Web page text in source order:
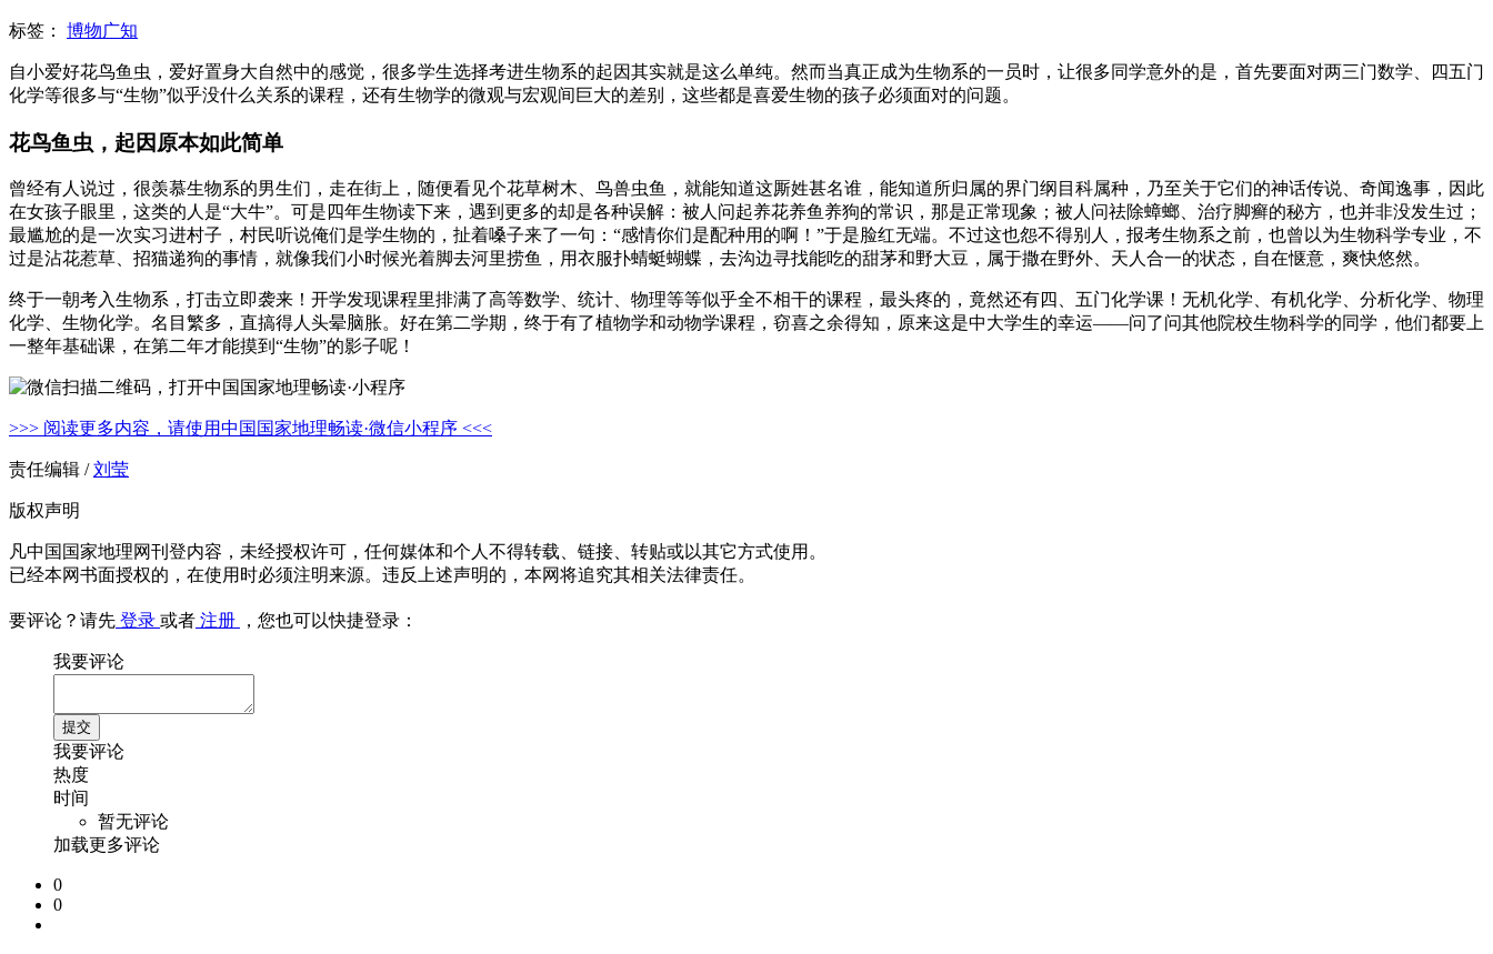
标签： 博物广知
自小爱好花鸟鱼虫，爱好置身大自然中的感觉，很多学生选择考进生物系的起因其实就是这么单纯。然而当真正成为生物系的一员时，让很多同学意外的是，首先要面对两三门数学、四五门
化学等很多与“生物”似乎没什么关系的课程，还有生物学的微观与宏观间巨大的差别，这些都是喜爱生物的孩子必须面对的问题。
花鸟鱼虫，起因原本如此简单
曾经有人说过，很羡慕生物系的男生们，走在街上，随便看见个花草树木、鸟兽虫鱼，就能知道这厮姓甚名谁，能知道所归属的界门纲目科属种，乃至关于它们的神话传说、奇闻逸事，因此
在女孩子眼里，这类的人是“大牛”。可是四年生物读下来，遇到更多的却是各种误解：被人问起养花养鱼养狗的常识，那是正常现象；被人问祛除蟑螂、治疗脚癣的秘方，也并非没发生过；
最尴尬的是一次实习进村子，村民听说俺们是学生物的，扯着嗓子来了一句：“感情你们是配种用的啊！”于是脸红无端。不过这也怨不得别人，报考生物系之前，也曾以为生物科学专业，不
过是沾花惹草、招猫递狗的事情，就像我们小时候光着脚去河里捞鱼，用衣服扑蜻蜓蝴蝶，去沟边寻找能吃的甜茅和野大豆，属于撒在野外、天人合一的状态，自在惬意，爽快悠然。
终于一朝考入生物系，打击立即袭来！开学发现课程里排满了高等数学、统计、物理等等似乎全不相干的课程，最头疼的，竟然还有四、五门化学课！无机化学、有机化学、分析化学、物理
化学、生物化学。名目繁多，直搞得人头晕脑胀。好在第二学期，终于有了植物学和动物学课程，窃喜之余得知，原来这是中大学生的幸运——问了问其他院校生物科学的同学，他们都要上
一整年基础课，在第二年才能摸到“生物”的影子呢！
>>> 阅读更多内容，请使用中国国家地理畅读·微信小程序 <<<
责任编辑 /刘莹
版权声明
凡中国国家地理网刊登内容，未经授权许可，任何媒体和个人不得转载、链接、转贴或以其它方式使用。
已经本网书面授权的，在使用时必须注明来源。违反上述声明的，本网将追究其相关法律责任。
要评论？请先 登录 或者 注册 ，您也可以快捷登录：
我要评论
我要评论
热度
时间
暂无评论
加载更多评论
0
0